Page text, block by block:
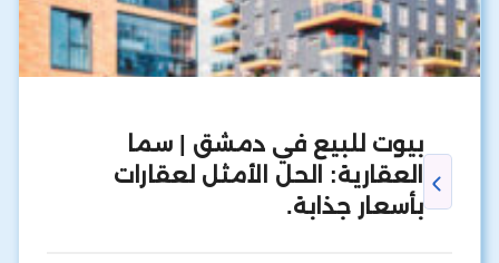
بيوت للبيع في دمشق | سما
العقارية: الحل الأمثل لعقارات
بأسعار جذابة.